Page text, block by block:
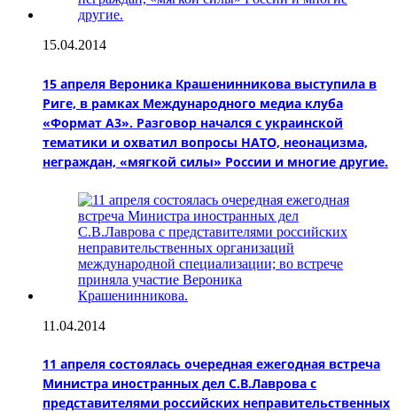
15.04.2014
15 апреля Вероника Крашенинникова выступила в
Риге, в рамках Международного медиа клуба
«Формат А3». Разговор начался с украинской
тематики и охватил вопросы НАТО, неонацизма,
неграждан, «мягкой силы» России и многие другие.
11.04.2014
11 апреля состоялась очередная ежегодная встреча
Министра иностранных дел С.В.Лаврова с
представителями российских неправительственных